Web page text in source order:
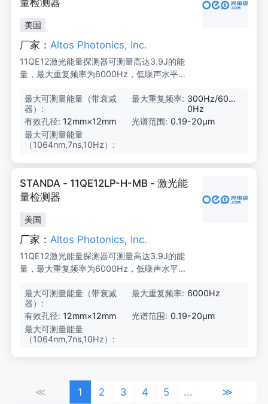
量检测器
美国
厂家： Altos Photonics, Inc.
11QE12激光能量探测器可测量高达3.9J的能
量，最大重复频率为6000Hz，低噪声水平仅
最大可测量能量（带衰减
器）:
3.
J
最大重复频率: 300Hz/600
0Hz
有效孔径: 12mm×12mm 光谱范围: 0.19-20μm
最大可测量能量
（1064nm,7ns,10Hz）:
9
STANDA - 11QE12LP-H-MB - 激光能
量检测器
美国
厂家： Altos Photonics, Inc.
11QE12激光能量探测器可测量高达3.9J的能
量，最大重复频率为6000Hz，低噪声水平仅
最大可测量能量（带衰减
器）:
3.
J
最大重复频率: 6000Hz
有效孔径: 12mm×12mm 光谱范围: 0.19-20μm
最大可测量能量
（1064nm,7ns,10Hz）:
≪ 1 2 3 4 5 ... ≫